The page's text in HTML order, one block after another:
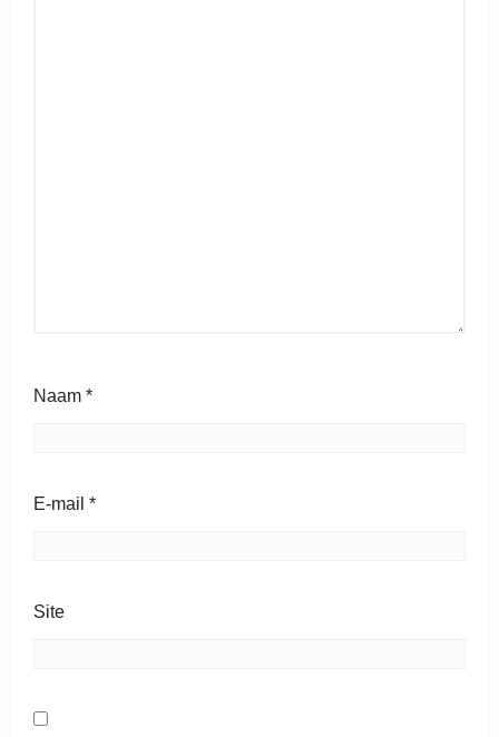
Naam *
E-mail *
Site